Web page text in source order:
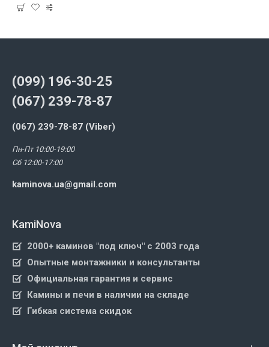
(099) 196-30-25
(067) 239-78-87
(067) 239-78-87 (Viber)
Пн-Пт 10:00-19:00
Сб 12:00-17:00
kaminova.ua@gmail.com
KamiNova
2000+ каминов "под ключ" с 2003 года
Опытные монтажники и консультанты
Официальная гарантия и сервис
Камины и печи в наличии на складе
Гибкая система скидок